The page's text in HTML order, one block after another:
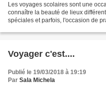
Les voyages scolaires sont une
connaître la beauté de lieux
spéciales et parfois, l'occasion de
Voyager c'est....
Publié le 19/03/2018 à 19:19
Par Sala Michela